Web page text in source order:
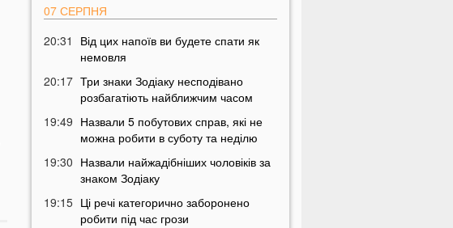
07 СЕРПНЯ
20:31
Від цих напоїв ви будете спати як
немовля
20:17 Три знаки Зодіаку несподівано
розбагатіють найближчим часом
19:49 Назвали 5 побутових справ, які не
можна робити в суботу та неділю
19:30 Назвали найжадібніших чоловіків за
знаком Зодіаку
19:15 Ці речі категорично заборонено
робити під час грози